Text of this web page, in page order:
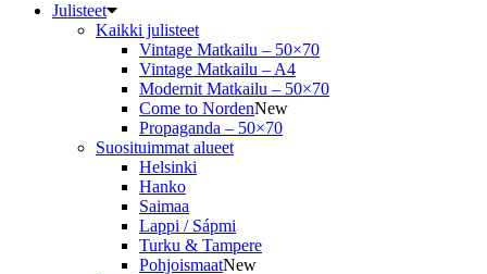
Julisteet
Kaikki julisteet
Vintage Matkailu – 50×70
Vintage Matkailu – A4
Modernit Matkailu – 50×70
Come to NordenNew
Propaganda – 50×70
Suosituimmat alueet
Helsinki
Hanko
Saimaa
Lappi / Sápmi
Turku & Tampere
PohjoismaatNew